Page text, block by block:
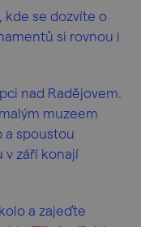
, kde se dozvíte o
si rovnou i
nad Radějovem.
muzeem
a spoustou
v září konají
a zajeďte